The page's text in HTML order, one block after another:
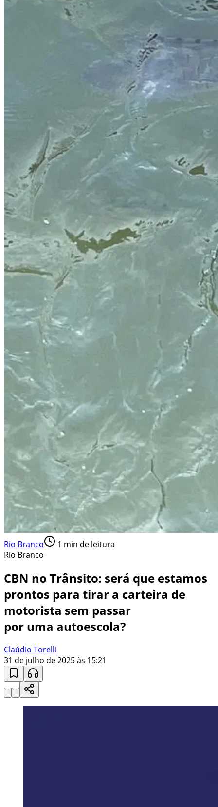
Rio Branco 1 min de leitura
Rio Branco
CBN no Trânsito: será que estamos
prontos para tirar a carteira de
motorista sem passar
por uma autoescola?
Claúdio Torelli
31 de julho de 2025 às 15:21